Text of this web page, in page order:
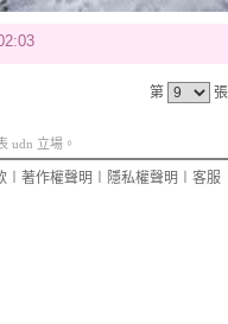
第
udn 立場。
著作權聲明 隱私權聲明 客服